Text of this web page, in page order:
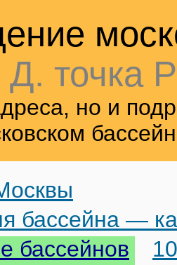
точка
но и
бассейна —
бассейнов